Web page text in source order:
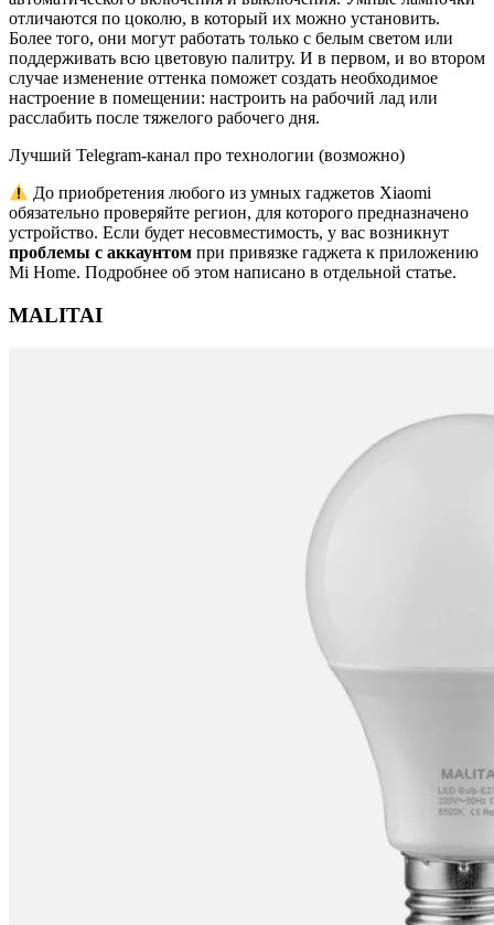
отличаются по цоколю, в который их можно установить.
Более того, они могут работать только с белым светом или
поддерживать всю цветовую палитру. И в первом, и во втором
случае изменение оттенка поможет создать необходимое
настроение в помещении: настроить на рабочий лад или
расслабить после тяжелого рабочего дня.
Лучший Telegram-канал про технологии (возможно)
До приобретения любого из умных гаджетов Xiaomi
обязательно проверяйте регион, для которого предназначено
устройство. Если будет несовместимость, у вас возникнут
проблемы с аккаунтом при привязке гаджета к приложению
Mi Home. Подробнее об этом написано в отдельной статье.
MALITAI